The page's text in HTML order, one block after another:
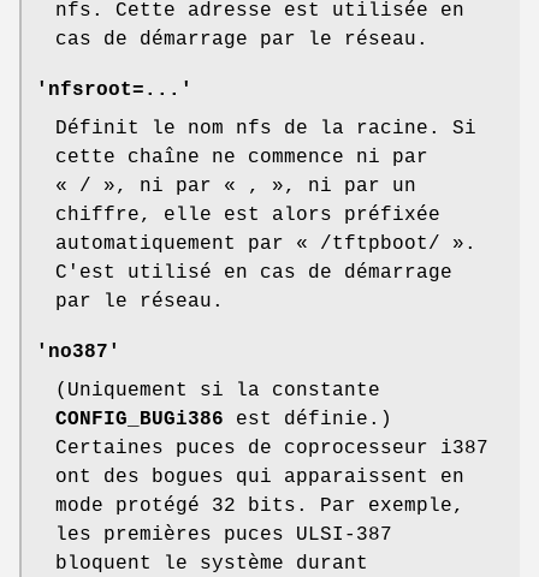
nfs. Cette adresse est utilisée en
cas de démarrage par le réseau.
'nfsroot=...'
Définit le nom nfs de la racine. Si
cette chaîne ne commence ni par
« / », ni par « , », ni par un
chiffre, elle est alors préfixée
automatiquement par « /tftpboot/ ».
C'est utilisé en cas de démarrage
par le réseau.
'no387'
(Uniquement si la constante
CONFIG_BUGi386 est définie.)
Certaines puces de coprocesseur i387
ont des bogues qui apparaissent en
mode protégé 32 bits. Par exemple,
les premières puces ULSI-387
bloquent le système durant